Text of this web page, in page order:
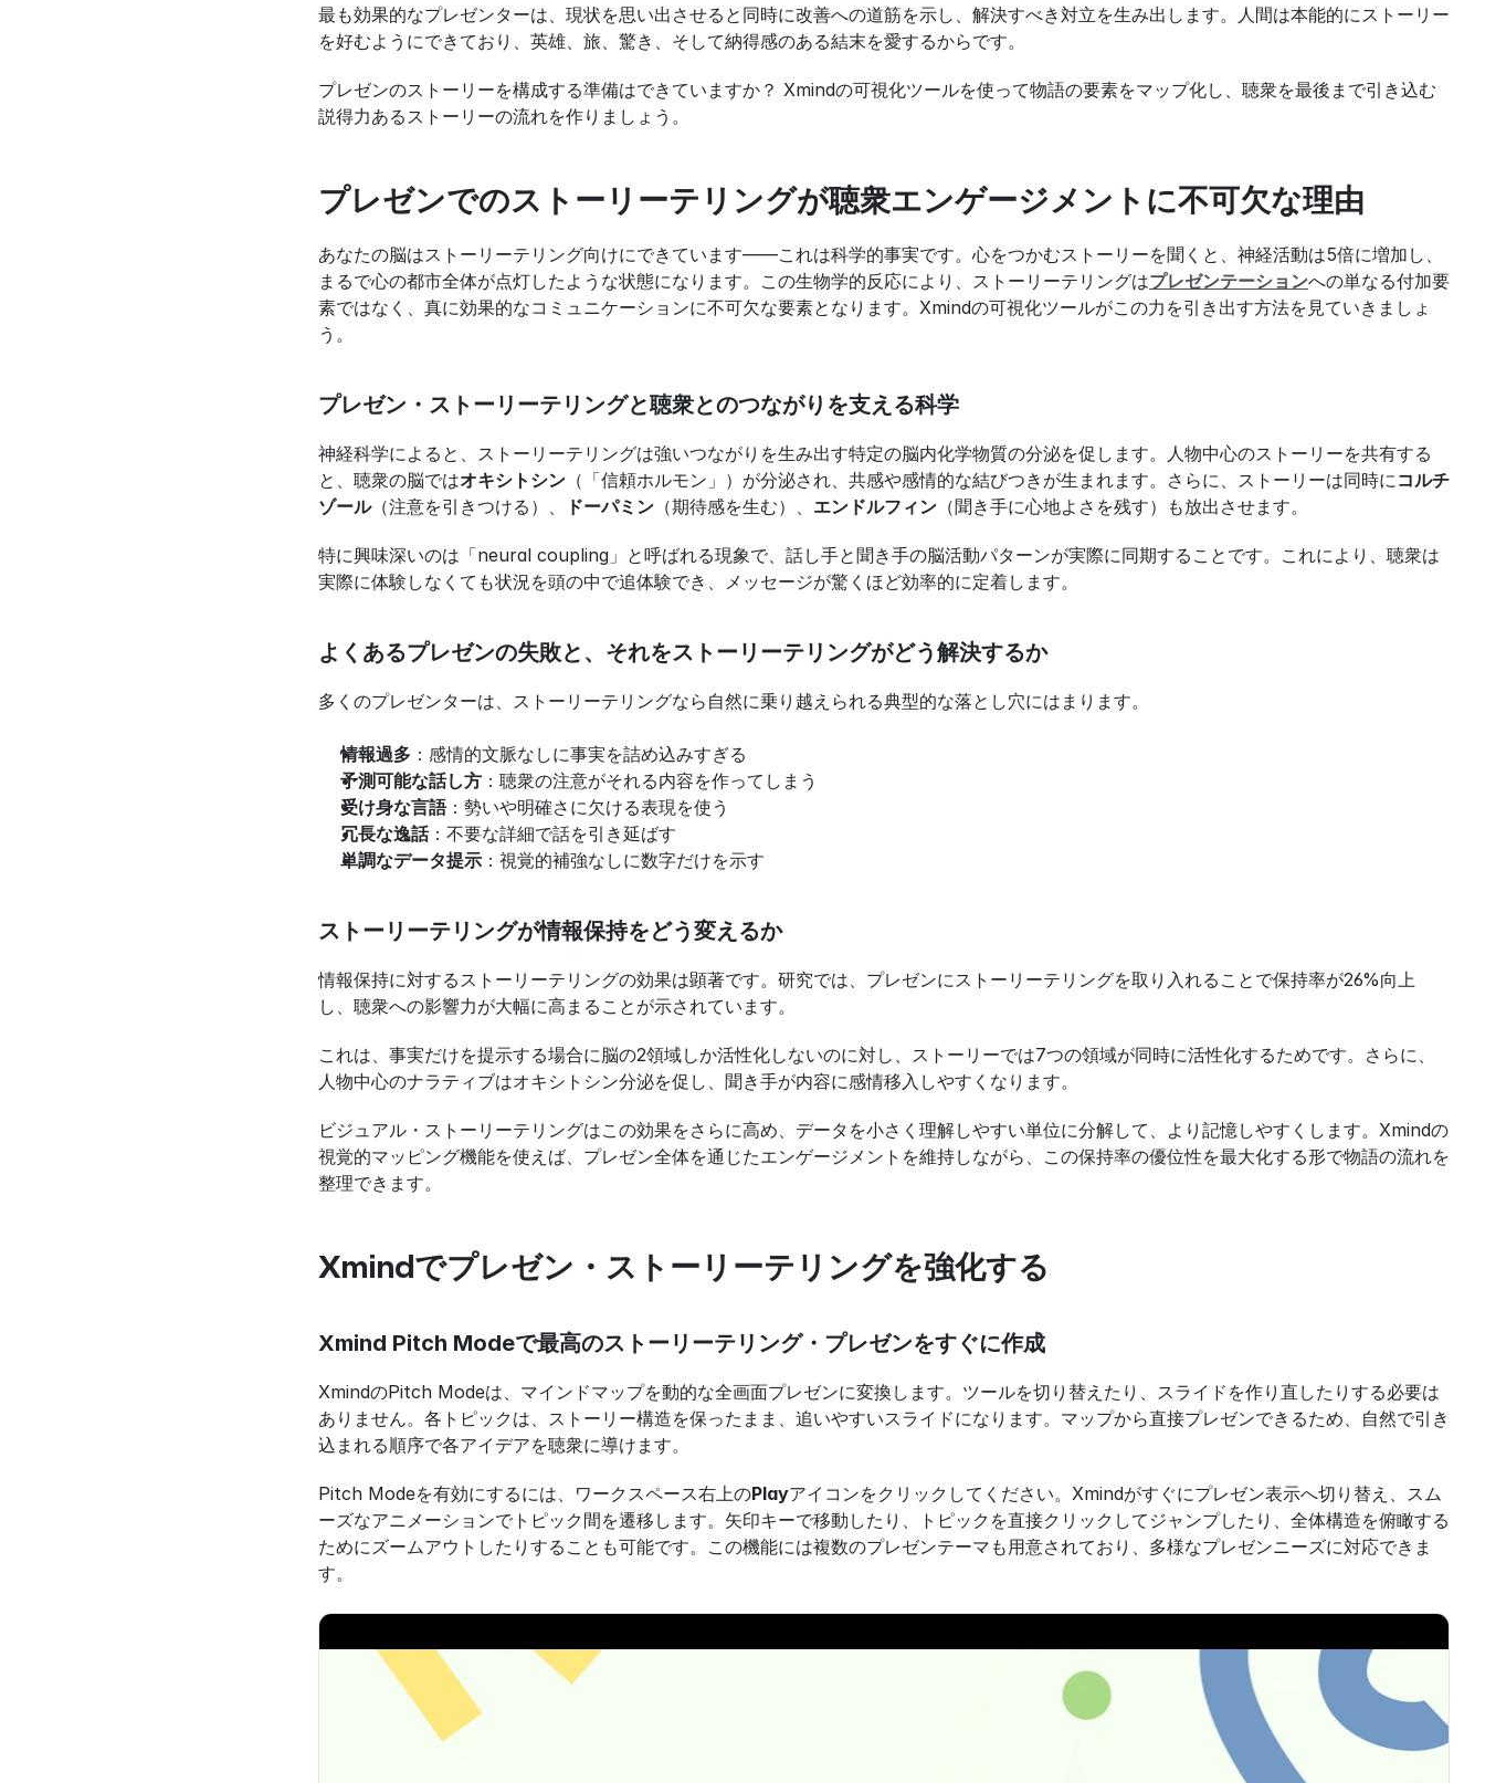
最も効果的なプレゼンターは、現状を思い出させると同時に改善への道筋を示し、解決すべき対立を生み出します。人間は本能的にストーリー
を好むようにできており、英雄、旅、驚き、そして納得感のある結末を愛するからです。
プレゼンのストーリーを構成する準備はできていますか？ Xmindの可視化ツールを使って物語の要素をマップ化し、聴衆を最後まで引き込む
説得力あるストーリーの流れを作りましょう。
プレゼンでのストーリーテリングが聴衆エンゲージメントに不可欠な理由
あなたの脳はストーリーテリング向けにできています――これは科学的事実です。心をつかむストーリーを聞くと、神経活動は5倍に増加し、
まるで心の都市全体が点灯したような状態になります。この生物学的反応により、ストーリーテリングはプレゼンテーションへの単なる付加要
素ではなく、真に効果的なコミュニケーションに不可欠な要素となります。Xmindの可視化ツールがこの力を引き出す方法を見ていきましょ
う。
プレゼン・ストーリーテリングと聴衆とのつながりを支える科学
神経科学によると、ストーリーテリングは強いつながりを生み出す特定の脳内化学物質の分泌を促します。人物中心のストーリーを共有する
と、聴衆の脳ではオキシトシン （「信頼ホルモン」）が分泌され、共感や感情的な結びつきが生まれます。さらに、ストーリーは同時に コルチ
ゾール（注意を引きつける）、 ドーパミン （期待感を生む）、 エンドルフィン （聞き手に心地よさを残す）も放出させます。
特に興味深いのは「neural coupling」と呼ばれる現象で、話し手と聞き手の脳活動パターンが実際に同期することです。これにより、聴衆は
実際に体験しなくても状況を頭の中で追体験でき、メッセージが驚くほど効率的に定着します。
よくあるプレゼンの失敗と、それをストーリーテリングがどう解決するか
多くのプレゼンターは、ストーリーテリングなら自然に乗り越えられる典型的な落とし穴にはまります。
情報過多 ：感情的文脈なしに事実を詰め込みすぎる
予測可能な話し方 ：聴衆の注意がそれる内容を作ってしまう
受け身な言語：勢いや明確さに欠ける表現を使う
冗長な逸話：不要な詳細で話を引き延ばす
単調なデータ提示 ：視覚的補強なしに数字だけを示す
ストーリーテリングが情報保持をどう変えるか
情報保持に対するストーリーテリングの効果は顕著です。研究では、プレゼンにストーリーテリングを取り入れることで保持率が26%向上
し、聴衆への影響力が大幅に高まることが示されています。
これは、事実だけを提示する場合に脳の2領域しか活性化しないのに対し、ストーリーでは7つの領域が同時に活性化するためです。さらに、
人物中心のナラティブはオキシトシン分泌を促し、聞き手が内容に感情移入しやすくなります。
ビジュアル・ストーリーテリングはこの効果をさらに高め、データを小さく理解しやすい単位に分解して、より記憶しやすくします。Xmindの
視覚的マッピング機能を使えば、プレゼン全体を通じたエンゲージメントを維持しながら、この保持率の優位性を最大化する形で物語の流れを
整理できます。
Xmindでプレゼン・ストーリーテリングを強化する
Xmind Pitch Modeで最高のストーリーテリング・プレゼンをすぐに作成
XmindのPitch Modeは、マインドマップを動的な全画面プレゼンに変換します。ツールを切り替えたり、スライドを作り直したりする必要は
ありません。各トピックは、ストーリー構造を保ったまま、追いやすいスライドになります。マップから直接プレゼンできるため、自然で引き
込まれる順序で各アイデアを聴衆に導けます。
Pitch Modeを有効にするには、ワークスペース右上のPlayアイコンをクリックしてください。Xmindがすぐにプレゼン表示へ切り替え、スム
ーズなアニメーションでトピック間を遷移します。矢印キーで移動したり、トピックを直接クリックしてジャンプしたり、全体構造を俯瞰する
ためにズームアウトしたりすることも可能です。この機能には複数のプレゼンテーマも用意されており、多様なプレゼンニーズに対応できま
す。